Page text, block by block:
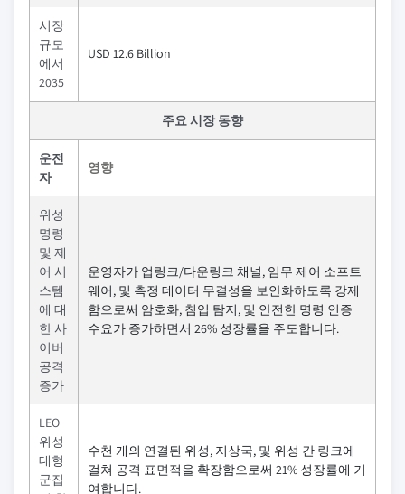
시장
규모
에서
2035
USD 12.6 Billion
주요 시장 동향
운전
자
영향
위성
명령
및 제
어 시
스템
에 대
한 사
이버
공격
증가
운영자가 업링크/다운링크 채널, 임무 제어 소프트
웨어, 및 측정 데이터 무결성을 보안화하도록 강제
함으로써 암호화, 침입 탐지, 및 안전한 명령 인증
수요가 증가하면서 26% 성장률을 주도합니다.
LEO
위성
대형
군집
수천 개의 연결된 위성, 지상국, 및 위성 간 링크에
걸쳐 공격 표면적을 확장함으로써 21% 성장률에 기
여합니다.